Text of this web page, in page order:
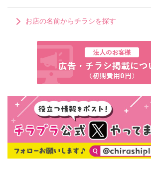
お店の名前からチラシを探す